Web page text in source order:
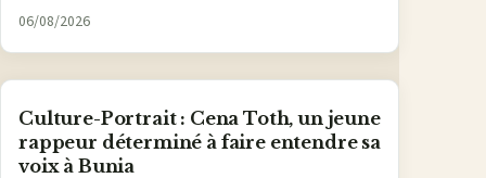
06/08/2026
Culture-Portrait : Cena Toth, un jeune
rappeur déterminé à faire entendre sa
voix à Bunia